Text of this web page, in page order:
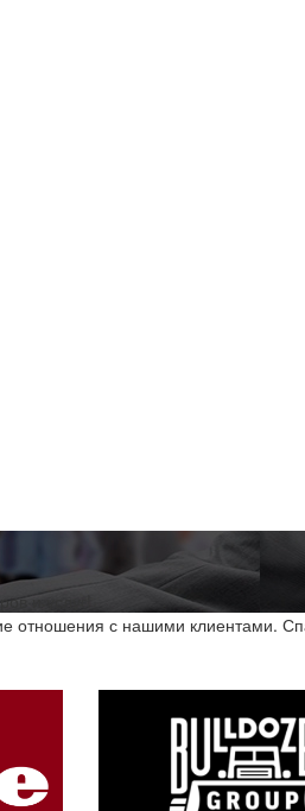
и услуг!
отношения с нашими клиентами.